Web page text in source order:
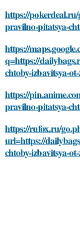
https://
pravilno-pitatsya-
https://
q=https://
chtoby-izbavitsya-
https://
pravilno-pitatsya-
https://rufox.ru/
url=https://
chtoby-izbavitsya-